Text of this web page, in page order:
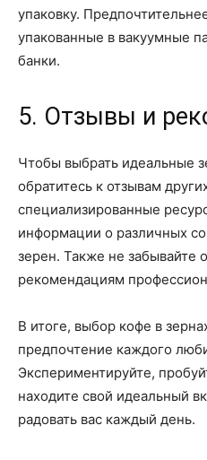
упаковку.
упакованные в вакуумные
банки.
5. Отзывы и
Чтобы выбрать идеальные
обратитесь к отзывам
специализированные
информации о различных
зерен. Также не забывайте
рекомендациям
В итоге, выбор кофе в
предпочтение каждого
Экспериментируйте,
находите свой идеальный
радовать вас каждый день.